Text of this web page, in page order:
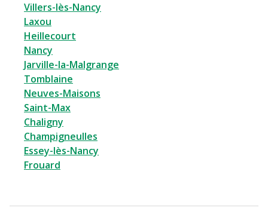
Villers-lès-Nancy
Laxou
Heillecourt
Nancy
Jarville-la-Malgrange
Tomblaine
Neuves-Maisons
Saint-Max
Chaligny
Champigneulles
Essey-lès-Nancy
Frouard